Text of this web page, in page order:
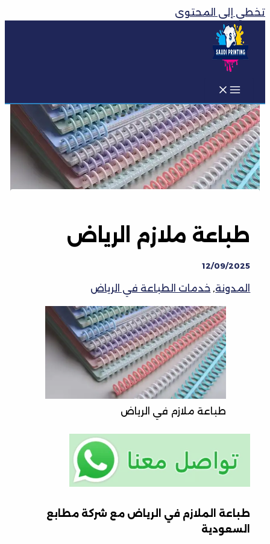
تخطي إلى المحتوى
طباعة ملازم الرياض
12/09/2025
المدونة, خدمات الطباعة في الرياض
طباعة ملازم في الرياض
طباعة الملازم في الرياض مع شركة مطابع
السعودية